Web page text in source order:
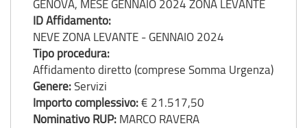
GENOVA, MESE GENNAIO 2024 ZONA LEVANTE
ID Affidamento:
NEVE ZONA LEVANTE - GENNAIO 2024
Tipo procedura:
Affidamento diretto (comprese Somma Urgenza)
Genere:Servizi
Importo complessivo:€ 21.517,50
Nominativo RUP: MARCO RAVERA